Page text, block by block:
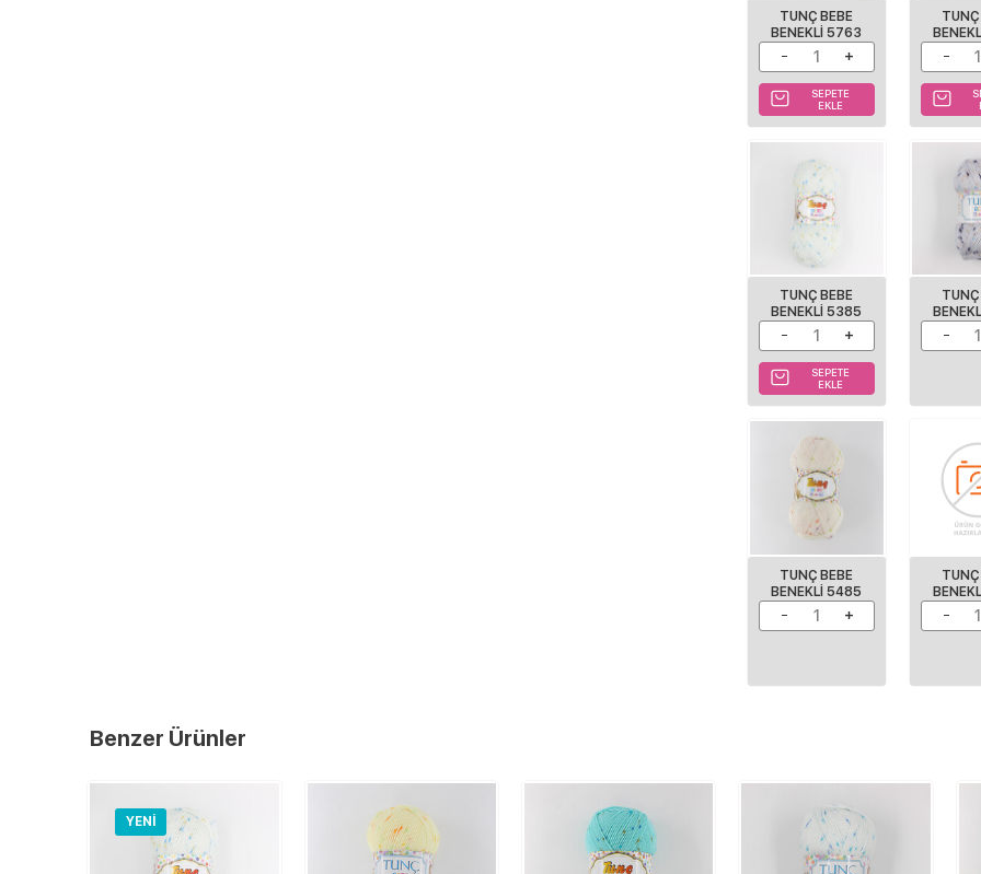
TUNÇ BEBE
BENEKLI 5763
SEPETE
EKLE
TUNÇ
TUNÇ BEBE
BENEKLI 5385
SEPETE
EKLE
TUNÇ
TUNÇ BEBE
BENEKLI 5485
TUNÇ
Benzer Ürünler